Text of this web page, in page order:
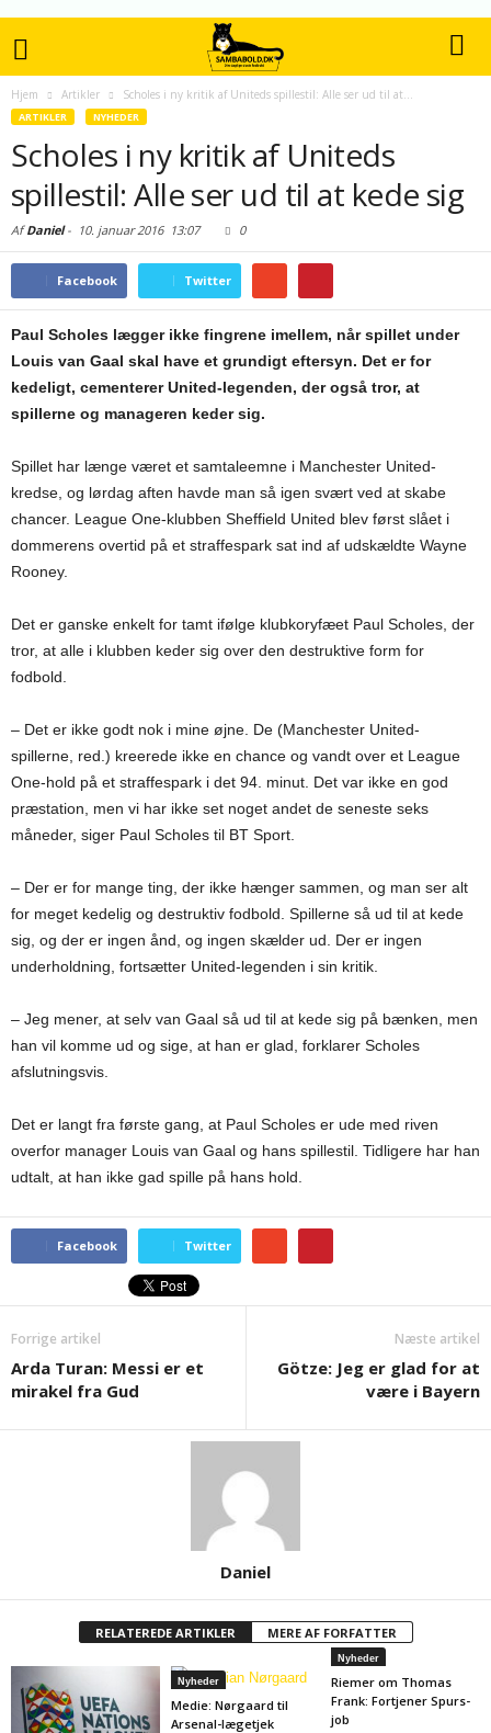
Hjem Artikler Scholes i ny kritik af Uniteds spillestil: Alle ser ud til at...
ARTIKLER NYHEDER
Scholes i ny kritik af Uniteds
spillestil: Alle ser ud til at kede sig
AfDaniel- 10. januar 201613:07 0
Facebook Twitter
Paul Scholes lægger ikke fingrene imellem, når spillet under
Louis van Gaal skal have et grundigt eftersyn. Det er for
kedeligt, cementerer United-legenden, der også tror, at
spillerne og manageren keder sig.
Spillet har længe været et samtaleemne i Manchester United-
kredse, og lørdag aften havde man så igen svært ved at skabe
chancer. League One-klubben Sheffield United blev først slået i
dommerens overtid på et straffespark sat ind af udskældte Wayne
Rooney.
Det er ganske enkelt for tamt ifølge klubkoryfæet Paul Scholes, der
tror, at alle i klubben keder sig over den destruktive form for
fodbold.
– Det er ikke godt nok i mine øjne. De (Manchester United-
spillerne, red.) kreerede ikke en chance og vandt over et League
One-hold på et straffespark i det 94. minut. Det var ikke en god
præstation, men vi har ikke set noget andet de seneste seks
måneder, siger Paul Scholes til BT Sport.
– Der er for mange ting, der ikke hænger sammen, og man ser alt
for meget kedelig og destruktiv fodbold. Spillerne så ud til at kede
sig, og der er ingen ånd, og ingen skælder ud. Der er ingen
underholdning, fortsætter United-legenden i sin kritik.
– Jeg mener, at selv van Gaal så ud til at kede sig på bænken, men
han vil komme ud og sige, at han er glad, forklarer Scholes
afslutningsvis.
Det er langt fra første gang, at Paul Scholes er ude med riven
overfor manager Louis van Gaal og hans spillestil. Tidligere har han
udtalt, at han ikke gad spille på hans hold.
Facebook Twitter
Forrige artikel
Arda Turan: Messi er et
mirakel fra Gud
Næste artikel
Götze: Jeg er glad for at
være i Bayern
Daniel
RELATEREDE ARTIKLER MERE AF FORFATTER
Nyheder
Medie: Nørgaard til
Arsenal-lægetjek
Nyheder
Riemer om Thomas
Frank: Fortjener Spurs-
job